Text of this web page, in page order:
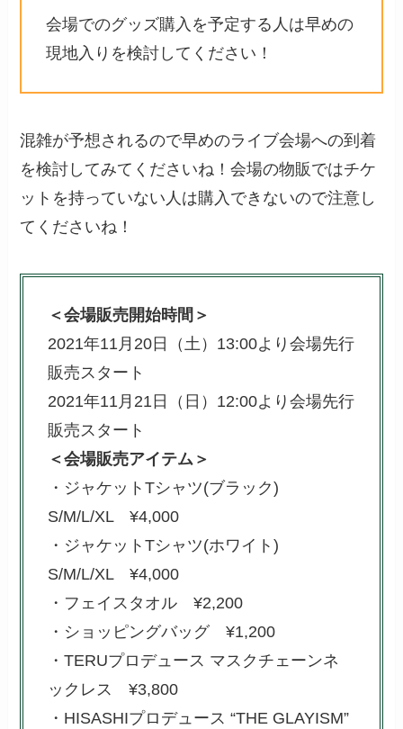
会場でのグッズ購入を予定する人は早めの
現地入りを検討してください！
混雑が予想されるので早めのライブ会場への到着
を検討してみてくださいね！会場の物販ではチケ
ットを持っていない人は購入できないので注意し
てくださいね！
＜会場販売開始時間＞
2021年11月20日（土） 13:00より会場先行
販売スタート
2021年11月21日（日）12:00より会場先行
販売スタート
＜会場販売アイテム＞
・ジャケットTシャツ(ブラック)
S/M/L/XL ¥4,000
・ジャケットTシャツ(ホワイト)
S/M/L/XL ¥4,000
・フェイスタオル ¥2,200
・ショッピングバッグ ¥1,200
・TERUプロデュース マスクチェーンネ
ックレス ¥3,800
・HISASHIプロデュース “THE GLAYISM”